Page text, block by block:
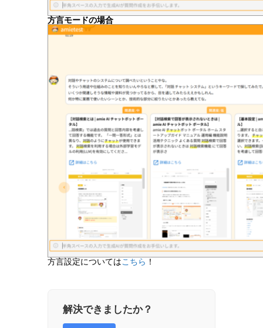
方言モードの場合
方言設定についてはこちら ！
解決できましたか？